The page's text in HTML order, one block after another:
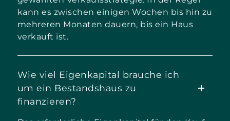
kann es zwischen einigen Wochen bis hin zu
mehreren Monaten dauern, bis ein Haus
verkauft ist.
Wie viel Eigenkapital brauche ich
um ein Bestandshaus zu
finanzieren?